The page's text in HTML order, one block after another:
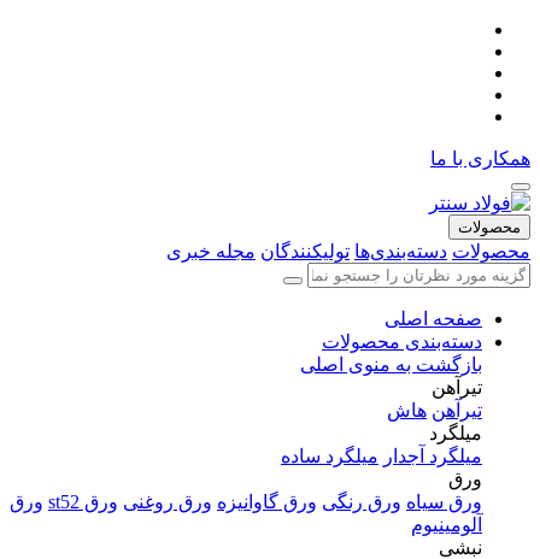
همکاری با ما
محصولات
محصولات دسته‌بندی‌ها تولیکنندگان مجله خبری
صفحه اصلی
دسته‌بندی محصولات
بازگشت به منوی اصلی
تیرآهن
تیرآهن هاش
میلگرد
میلگرد آجدار میلگرد ساده
ورق
ورق سیاه ورق رنگی ورق گاوانیزه ورق روغنی ورق st52
ورق
آلومینیوم
نبشی